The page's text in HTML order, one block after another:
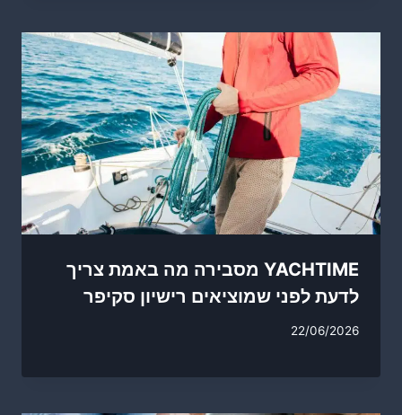
YACHTIME מסבירה מה באמת צריך
לדעת לפני שמוציאים רישיון סקיפר
22/06/2026